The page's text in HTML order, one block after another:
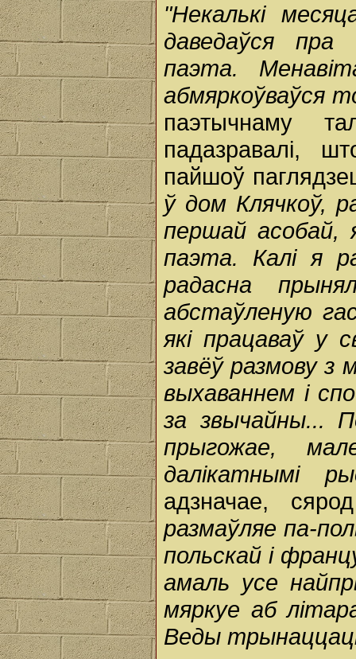
"Некалькі
даведаўся пра
паэта.
абмяркоўваўся
паэтычнаму
падазравалі,
пайшоў
ў дом Клячкоў,
першай асобай,
паэта. Калі я
радасна
абстаўленую
які працаваў у
завёў размову з
выхаваннем і
за звычайны...
прыгожае,
далікатнымі
адзначае,
размаўляе па-
польскай і
амаль усе
мяркуе аб
Веды